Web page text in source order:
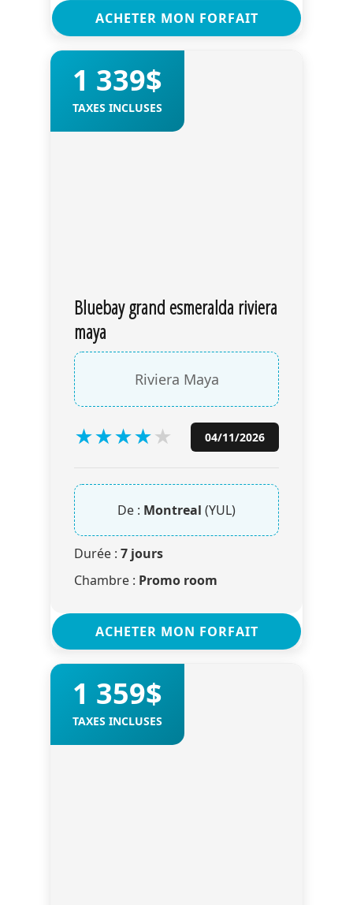
ACHETER MON FORFAIT
1 339$
TAXES INCLUSES
Bluebay grand esmeralda riviera
maya
Riviera Maya
★★★★★ 04/11/2026
De : Montreal (YUL)
Durée : 7 jours
Chambre : Promo room
ACHETER MON FORFAIT
1 359$
TAXES INCLUSES